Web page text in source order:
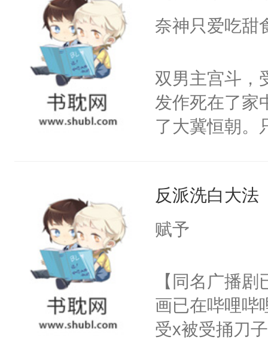
I，他们决定
莲花可不止有
点脑袋，看着
常见问题一：
教科书版：“
母的微笑：“
留看着面前这
人，突然醒悟
卫天还没亮
腰：“陛下，
不好了！”“那
奈神只爱吃甜
双男主宫斗，
发作死在了家
了大冀恒朝。
惜被人暗害，
绝。主神知晓
朝，一个从
为三种性别。
构与男子相同
了一颗红色的
反派洗白大法
赋予
【同名广播
画已在哔哩哔
受x被受捅刀